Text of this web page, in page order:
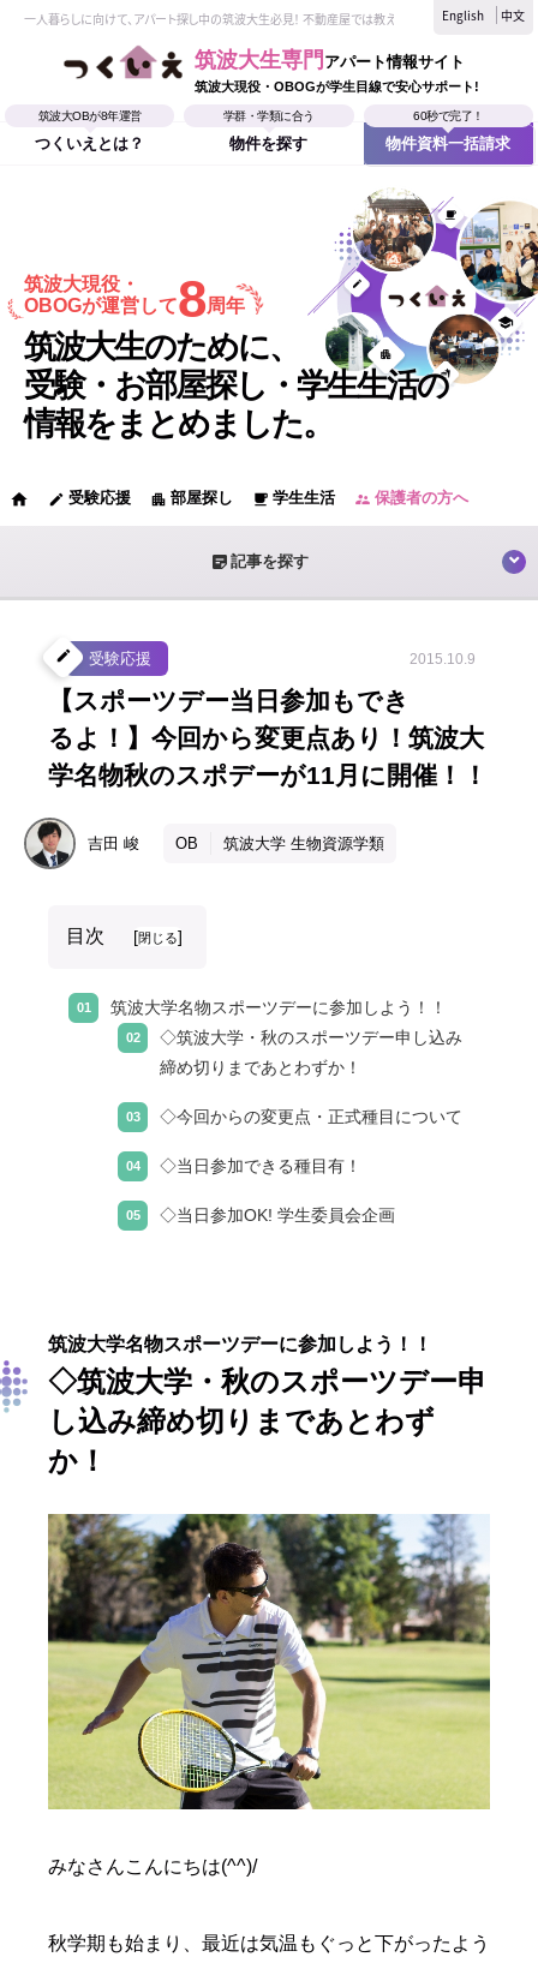
一人暮らしに向けて、アパート探し中の筑波大生必見！ 不動産屋では教えてくれない、筑波大生なら
English 中文
筑波大生専門 アパート情報サイト
筑波大現役・OBOGが学生目線で安心サポート!
筑波大OBが8年運営
つくいえとは？
学群・学類に合う
物件を探す
60秒で完了！
物件資料一括請求
筑波大現役・
OBOGが運営して8周年
筑波大生のために、
受験・お部屋探し・学生生活の
情報をまとめました。
home edit 受験応援 apartment 部屋探し local_cafe 学生生活 supervisor_account 保護者の方へ
sticky_note_2 記事を探す
create 受験応援 2015.10.9
【スポーツデー当日参加もでき
るよ！】今回から変更点あり！筑波大
学名物秋のスポデーが11月に開催！！
吉田 峻 OB 筑波大学 生物資源学類
目次 [閉じる]
筑波大学名物スポーツデーに参加しよう！！
◇筑波大学・秋のスポーツデー申し込み
締め切りまであとわずか！
◇今回からの変更点・正式種目について
◇当日参加できる種目有！
◇当日参加OK! 学生委員会企画
筑波大学名物スポーツデーに参加しよう！！
◇筑波大学・秋のスポーツデー申
し込み締め切りまであとわず
か！
みなさんこんにちは(^^)/
秋学期も始まり、最近は気温もぐっと下がったよう